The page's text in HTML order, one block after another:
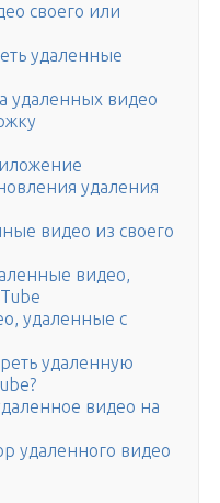
своего или
удаленные
удаленных видео
удаления
видео из своего
видео,
удаленные с
удаленную
видео на
удаленного видео